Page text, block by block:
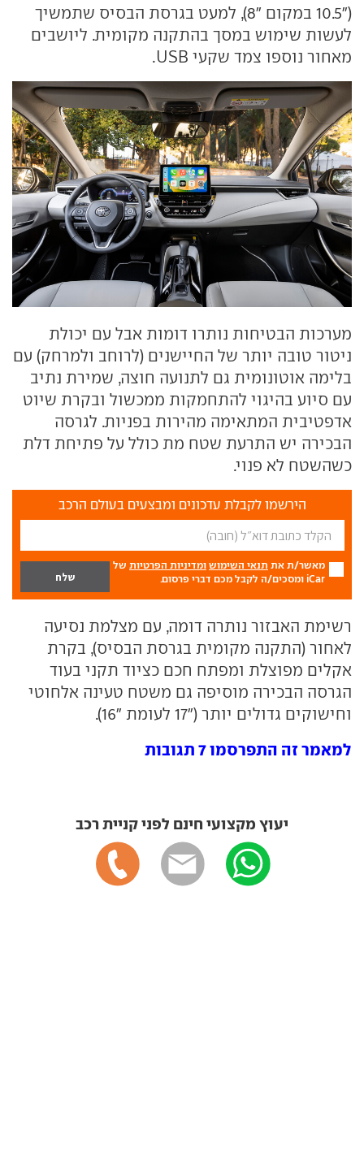
("10.5 במקום "8), למעט בגרסת הבסיס שתמשיך
לעשות שימוש במסך בהתקנה מקומית. ליושבים
מאחור נוספו צמד שקעי USB
.
מערכות הבטיחות נותרו דומות אבל עם יכולת
ניטור טובה יותר של החיישנים (לרוחב ולמרחק) עם
בלימה אוטונומית גם לתנועה חוצה, שמירת נתיב
עם סיוע בהיגוי להתחמקות ממכשול ובקרת שיוט
אדפטיבית המתאימה מהירות בפניות. לגרסה
הבכירה יש התרעת שטח מת כולל על פתיחת דלת
כשהשטח לא פנוי.
הירשמו לקבלת עדכונים ומבצעים בעולם הרכב
מאשר/ת את תנאי השימוש ומדיניות הפרטיות של
iCar ומסכים/ה לקבל מכם דברי פרסום.
רשימת האבזור נותרה דומה, עם מצלמת נסיעה
לאחור (התקנה מקומית בגרסת הבסיס), בקרת
אקלים מפוצלת ומפתח חכם כציוד תקני בעוד
הגרסה הבכירה מוסיפה גם משטח טעינה אלחוטי
וחישוקים גדולים יותר ("17 לעומת "16).
למאמר זה התפרסמו 7 תגובות
יעוץ מקצועי חינם לפני קניית רכב